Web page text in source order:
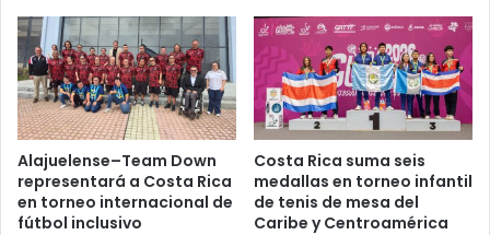
Alajuelense–Team Down
representará a Costa Rica
en torneo internacional de
fútbol inclusivo
Costa Rica suma seis
medallas en torneo infantil
de tenis de mesa del
Caribe y Centroamérica